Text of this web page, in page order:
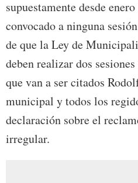
supuestamente desde
convocado a ninguna
de que la Ley de
deben realizar dos
que van a ser citados
municipal y todos los
declaración sobre el
irregular.